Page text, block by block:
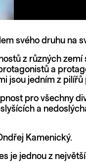
svého druhu na
z různých zemí
a
jsou jedním z
pro všechny
a
Kamenický.
je jednou z